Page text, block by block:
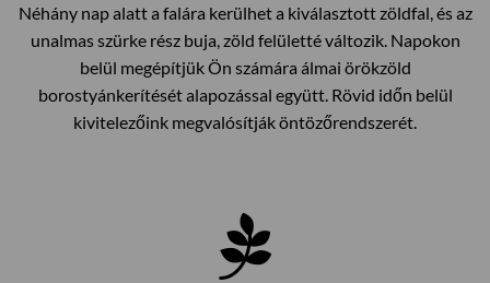
Néhány nap alatt a falára kerülhet a kiválasztott zöldfal, és az
unalmas szürke rész buja, zöld felületté változik. Napokon
belül megépítjük Ön számára álmai örökzöld
borostyánkerítését alapozással együtt. Rövid időn belül
kivitelezőink megvalósítják öntözőrendszerét.